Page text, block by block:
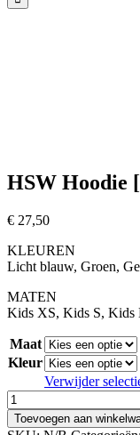
HSW Hoodie
€ 27,50
KLEUREN
Licht blauw, Groen,
MATEN
Kids XS, Kids S,
Maat
Kleur
Verwijder
HSW
Hoodie
[Kids]
Toevoegen aan